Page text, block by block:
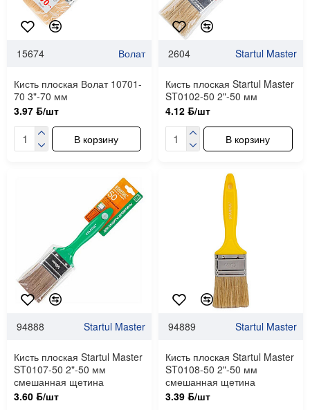
15674 Волат
Кисть плоская Волат 10701-
70 3"-70 мм
3.97 ƃ/шт
В корзину
2604 Startul Master
Кисть плоская Startul Master
ST0102-50 2"-50 мм
4.12 ƃ/шт
В корзину
94888 Startul Master
Кисть плоская Startul Master
ST0107-50 2"-50 мм
смешанная щетина
3.60 ƃ/шт
94889 Startul Master
Кисть плоская Startul Master
ST0108-50 2"-50 мм
смешанная щетина
3.39 ƃ/шт